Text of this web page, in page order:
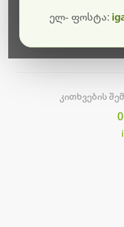
კითხვების
ელ- ფოსტა: